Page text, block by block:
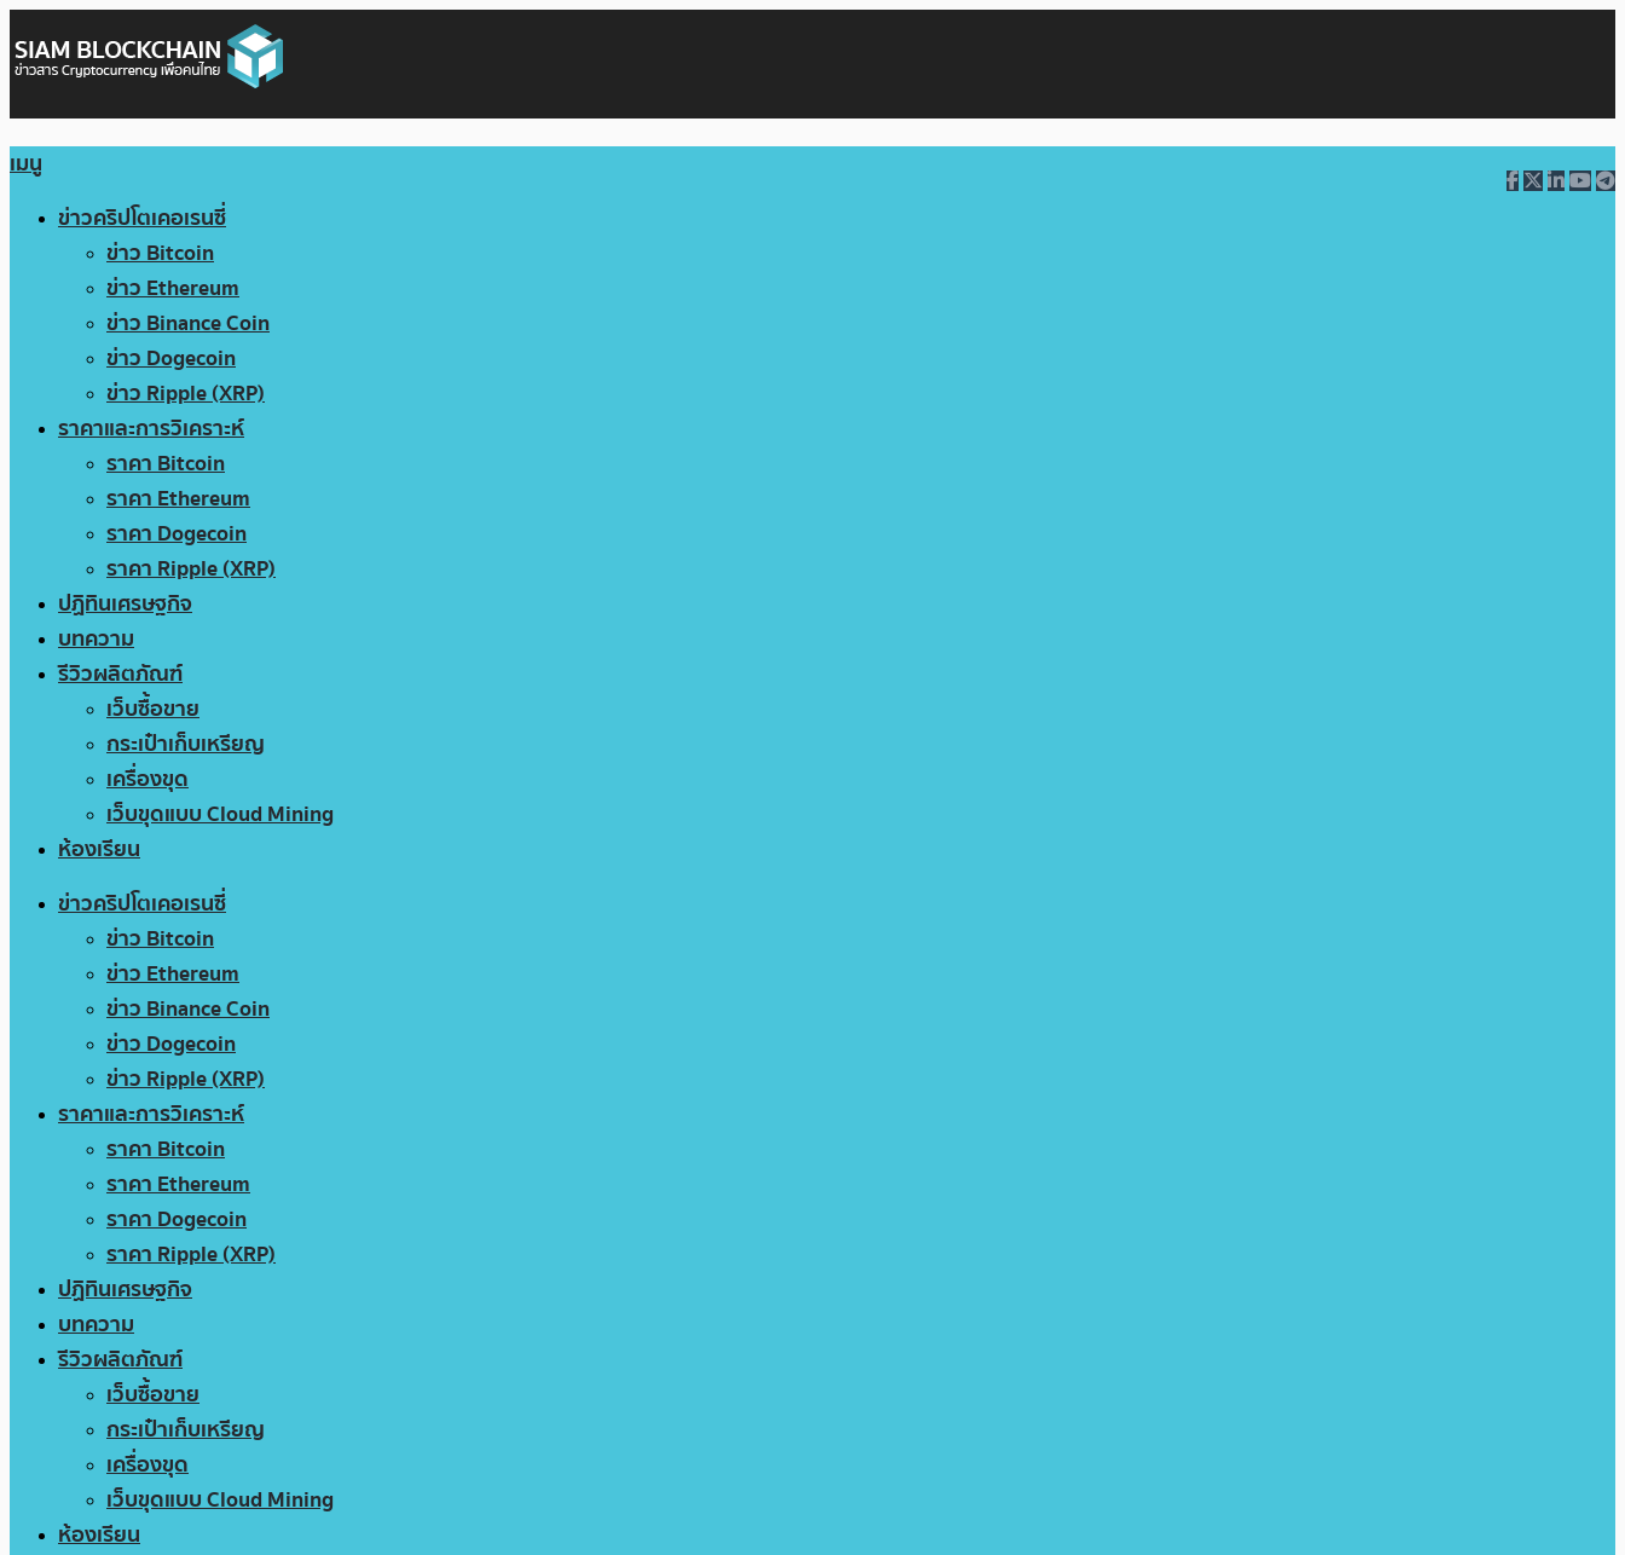
เมนู
ข่าวคริปโตเคอเรนซี่
ข่าว Bitcoin
ข่าว Ethereum
ข่าว Binance Coin
ข่าว Dogecoin
ข่าว Ripple (XRP)
ราคาและการวิเคราะห์
ราคา Bitcoin
ราคา Ethereum
ราคา Dogecoin
ราคา Ripple (XRP)
ปฏิทินเศรษฐกิจ
บทความ
รีวิวผลิตภัณฑ์
เว็บซื้อขาย
กระเป๋าเก็บเหรียญ
เครื่องขุด
เว็บขุดแบบ Cloud Mining
ห้องเรียน
ข่าวคริปโตเคอเรนซี่
ข่าว Bitcoin
ข่าว Ethereum
ข่าว Binance Coin
ข่าว Dogecoin
ข่าว Ripple (XRP)
ราคาและการวิเคราะห์
ราคา Bitcoin
ราคา Ethereum
ราคา Dogecoin
ราคา Ripple (XRP)
ปฏิทินเศรษฐกิจ
บทความ
รีวิวผลิตภัณฑ์
เว็บซื้อขาย
กระเป๋าเก็บเหรียญ
เครื่องขุด
เว็บขุดแบบ Cloud Mining
ห้องเรียน